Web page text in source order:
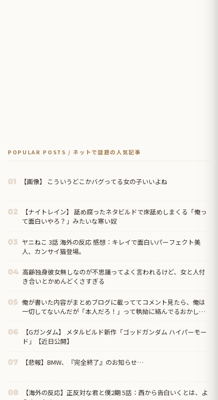
POPULAR POSTS / ネットで話題の人気記事
01 【画像】 こういうどこかバグってる女の子いいよね
02
【ナイトレイン】 舐め腐ったネタビルドで床舐めしまくる「俺っ
て面白いやろ？」みたいな寒い奴
03 ヤニねこ 3話 海外の反応 感想：キレイで面白いパーフェクト美
人、カンサイ猫登場。
04 高齢独身彼女無しなのが不思議ってよく言われるけど、女と人付
き合いとかめんどくさすぎる
05 俺が書いた内容がまとめブログに載っててコメント見たら、俺は
一切してないんだが「本人だろ！」って執拗に絡んでるおかしな
06
【Gガンダム】 メタルビルド新作「ゴッドガンダム ハイパーモー
ド」【近日公開】
07 【悲報】BMW、『完全終了』のお知らせ…
08
【海外の反応】正反対な君と僕2期 5話：西から告白いくとは、よ